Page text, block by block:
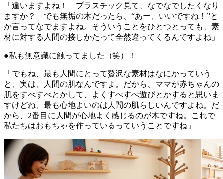
「違いますよね！ プラスチック見て、なでなでしたくなり
ますか？ でも無垢の木だったら、“あー、いいですね！”と
か言ってなでますよね。そういうことをひとつとっても、素
材に対する人間の接しかたって全然違ってくるんですよね」
●私も無意識に触ってました（笑）！
「でもね、最も人間にとって贅沢な素材はなにかっていう
と、実は、人間の肌なんですよ。だから、ママが赤ちゃんの
肌をすべすべとかして、よくすべすべ遊びとかすると思いま
すけどね、最も心地よいのは人間の肌らしいんですよね。だ
から、2番目に人間が心地よく感じるのが木ですね。これで
私たちはおもちゃを作っているっていうことですね」